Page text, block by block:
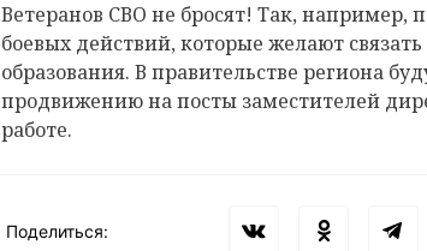
Ветеранов СВО не бросят! Так, например,
боевых действий, которые желают
образования. В правительстве региона
продвижению на посты заместителей
работе.
Поделиться: